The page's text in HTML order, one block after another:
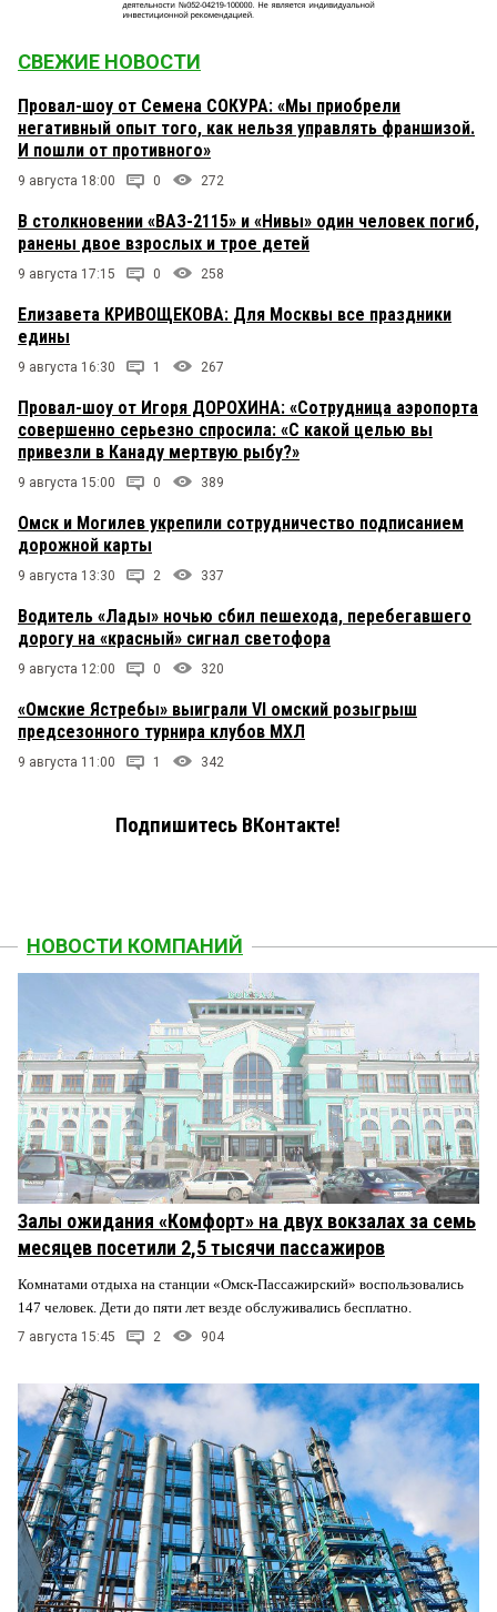
СВЕЖИЕ НОВОСТИ
Провал-шоу от Семена СОКУРА: «Мы приобрели
негативный опыт того, как нельзя управлять франшизой.
И пошли от противного»
9 августа 18:00 0 272
В столкновении «ВАЗ-2115» и «Нивы» один человек погиб,
ранены двое взрослых и трое детей
9 августа 17:15 0 258
Елизавета КРИВОЩЕКОВА: Для Москвы все праздники
едины
9 августа 16:30 1 267
Провал-шоу от Игоря ДОРОХИНА: «Сотрудница аэропорта
совершенно серьезно спросила: «С какой целью вы
привезли в Канаду мертвую рыбу?»
9 августа 15:00 0 389
Омск и Могилев укрепили сотрудничество подписанием
дорожной карты
9 августа 13:30 2 337
Водитель «Лады» ночью сбил пешехода, перебегавшего
дорогу на «красный» сигнал светофора
9 августа 12:00 0 320
«Омские Ястребы» выиграли VI омский розыгрыш
предсезонного турнира клубов МХЛ
9 августа 11:00 1 342
Подпишитесь ВКонтакте!
НОВОСТИ КОМПАНИЙ
Залы ожидания «Комфорт» на двух вокзалах за семь
месяцев посетили 2,5 тысячи пассажиров
Комнатами отдыха на станции «Омск-Пассажирский» воспользовались
147 человек. Дети до пяти лет везде обслуживались бесплатно.
7 августа 15:45 2 904